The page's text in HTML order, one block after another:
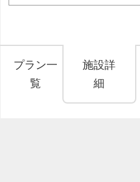
プラン一
覧
施設詳
細